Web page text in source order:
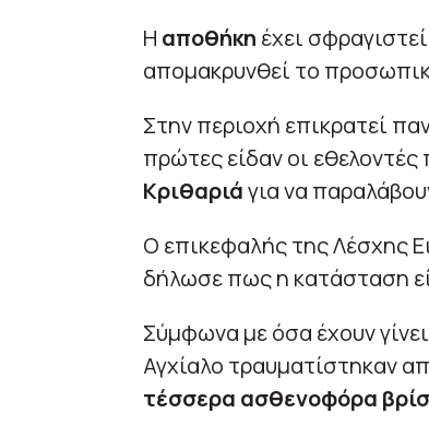
Η αποθήκη έχει
απομακρυνθεί το
Στην περιοχή επικρατεί
πρώτες είδαν οι
Κριθαριάγια να
Ο επικεφαλής της Λέσχης
δήλωσε πως η κατάσταση
Σύμφωνα με όσα έχουν
Αγχίαλο τραυματίστηκαν
τέσσερα ασθενοφόρα